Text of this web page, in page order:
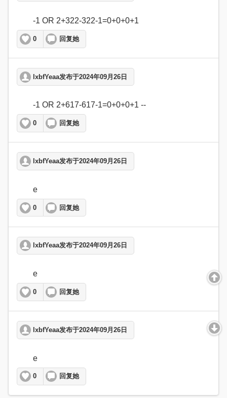
	-1 OR 2+322-322-1=0+0+0+1
0 回复她
lxbfYeaa发布于2024年09月26日
	-1 OR 2+617-617-1=0+0+0+1 --
0 回复她
lxbfYeaa发布于2024年09月26日
	e
0 回复她
lxbfYeaa发布于2024年09月26日
	e
0 回复她
lxbfYeaa发布于2024年09月26日
	e
0 回复她